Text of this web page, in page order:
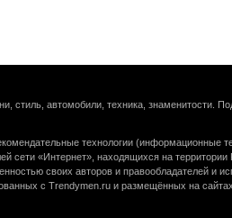
стиль, автомобили, техника, знаменитости.
технологии (информационные
сети «Интернет», находящихся на территории
своих авторов и правообладателей и
с Trendymen.ru и размещённых на